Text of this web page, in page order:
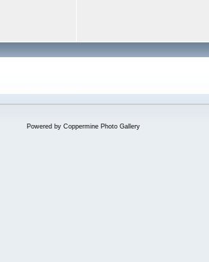
Powered by Coppermine Photo Gallery